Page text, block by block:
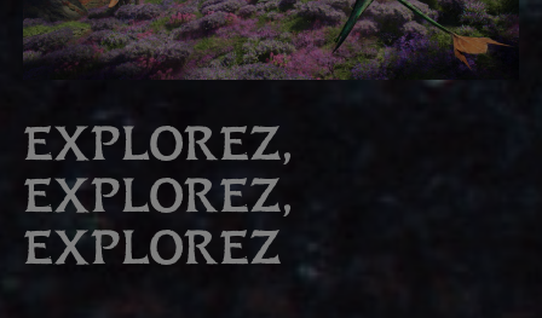
EXPLOREZ,
EXPLOREZ,
EXPLOREZ